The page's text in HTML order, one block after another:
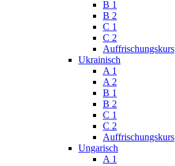
B 1
B 2
C 1
C 2
Auffrischungskurs
Ukrainisch
A 1
A 2
B 1
B 2
C 1
C 2
Auffrischungskurs
Ungarisch
A 1